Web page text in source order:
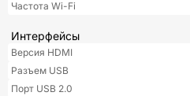
Частота Wi-Fi
Интерфейсы
Версия HDMI
Разъем USB
Порт USB 2.0